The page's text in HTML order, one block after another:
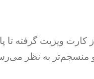
کارت ویزیت گرفته
منسجم‌تر به نظر